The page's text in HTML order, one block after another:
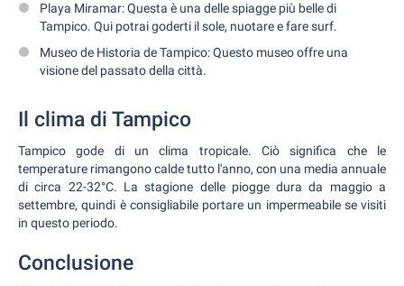
Playa Miramar: Questa è una delle spiagge più belle di
Tampico. Qui potrai goderti il sole, nuotare e fare surf.
Museo de Historia de Tampico: Questo museo offre una
visione del passato della città.
Il clima di Tampico
Tampico gode di un clima tropicale. Ciò significa che le
temperature rimangono calde tutto l'anno, con una media annuale
di circa 22-32°C. La stagione delle piogge dura da maggio a
settembre, quindi è consigliabile portare un impermeabile se visiti
in questo periodo.
Conclusione